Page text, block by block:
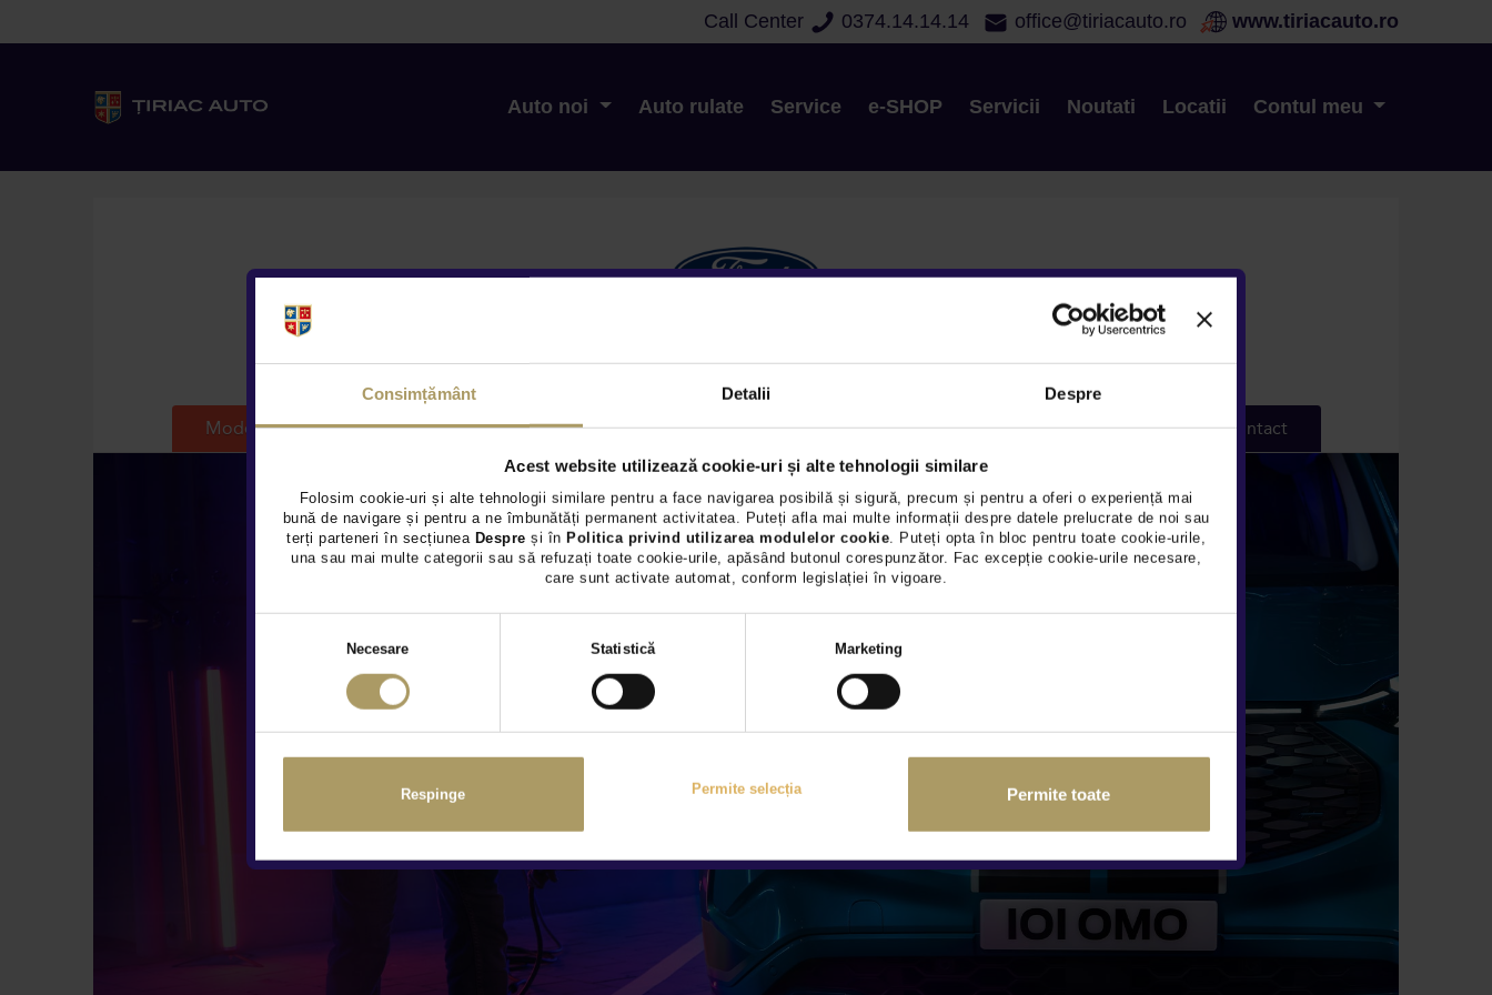
Consimțământ Detalii Despre
Acest website utilizează cookie-uri și alte tehnologii similare
Folosim cookie-uri și alte tehnologii similare pentru a face navigarea posibilă și sigură, precum și pentru a oferi o experiență mai
bună de navigare și pentru a ne îmbunătăți permanent activitatea. Puteți afla mai multe informații despre datele prelucrate de noi sau
terți parteneri în secțiunea Despre și în Politica privind utilizarea modulelor cookie. Puteți opta în bloc pentru toate cookie-urile,
una sau mai multe categorii sau să refuzați toate cookie-urile, apăsând butonul corespunzător. Fac excepție cookie-urile necesare,
care sunt activate automat, conform legislației în vigoare.
consimțământului
Necesare Statistică Marketing
Respinge Permite selecția Permite toate
Call Center 0374.14.14.14 office@tiriacauto.ro www.tiriacauto.ro
Auto noi Auto rulate Service e-SHOP Servicii Noutati Locatii Contul meu
Tiriac Auto te asteapta in showroom-urile Ford din Bucuresti, Pitesti, Constanta, Brasov, Bacau si Oradea.
Modele Livrare imediata Oferte Speciale Ford Approved Service Lumea Ford Contact
Da Nu